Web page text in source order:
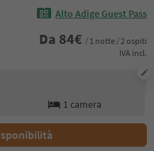
Alto Adige Guest Pass
Da 84€ / 1 notte / 2 ospiti
IVA incl.
1 camera